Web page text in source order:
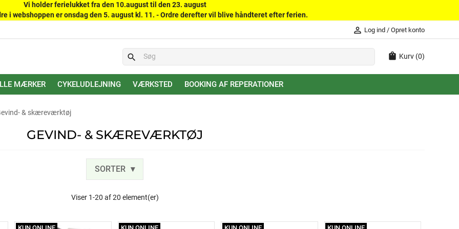
Vi holder ferielukket fra den 10.august til den 23. august
i webshoppen er onsdag den 5. august kl. 11. - Ordre derefter vil blive håndteret efter ferien.
person_outline Log ind / Opret konto
search shopping_bag Kurv (0)
MÆRKER CYKELUDLEJNING VÆRKSTED BOOKING AF REPERATIONER
& skæreværktøj
GEVIND- & SKÆREVÆRKTØJ
SORTER
Viser 1-20 af 20 element(er)